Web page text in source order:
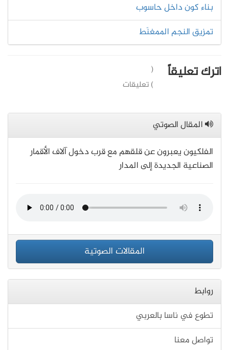
بناء كون داخل حاسوب
تمزيق النجم الممغنَط
اترك تعليقاً
(
) تعليقات
المقال الصوتي
الفلكيون يعبرون عن قلقهم مع قرب دخول آلاف الأقمار
الصناعية الجديدة إلى المدار
المقالات الصوتية
روابط
تطوع في ناسا بالعربي
تواصل معنا